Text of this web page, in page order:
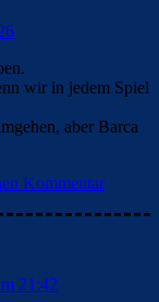
wir in jedem Spiel
aber Barca
Kommentar
21:42